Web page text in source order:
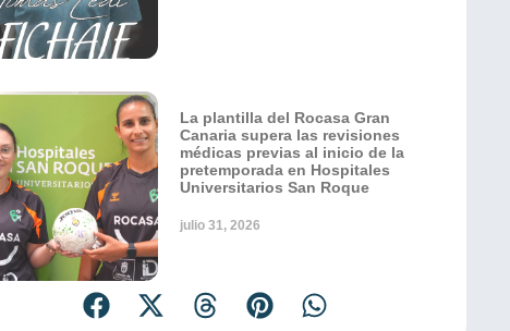
La plantilla del Rocasa Gran
Canaria supera las revisiones
médicas previas al inicio de la
pretemporada en Hospitales
Universitarios San Roque
julio 31, 2026